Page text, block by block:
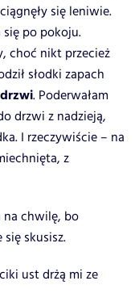
się leniwie.
się po pokoju.
choć nikt przecież
słodki zapach
. Poderwałam
drzwi z nadzieją,
I rzeczywiście – na
z
na chwilę, bo
się skusisz.
ust drżą mi ze